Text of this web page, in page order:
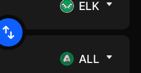
ELK
ALL